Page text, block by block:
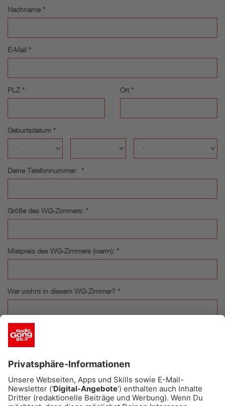
Nachname *
E-Mail *
PLZ * Ort *
Geburtsdatum *
Deine Telefonnummer: *
Größe des WG-Zimmers: *
Mietpreis des WG-Zimmers (warm): *
Wer wohnt in diesem WG-Zimmer? *
Warum und wie wohnst du dort? *